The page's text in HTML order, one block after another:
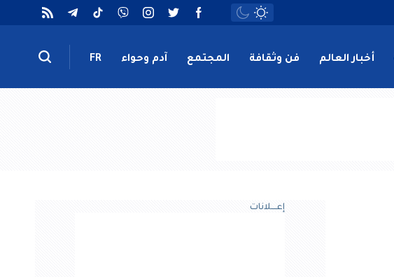
أخبار العالم فن وثقافة المجتمع آدم وحواء FR
إعــــلانات